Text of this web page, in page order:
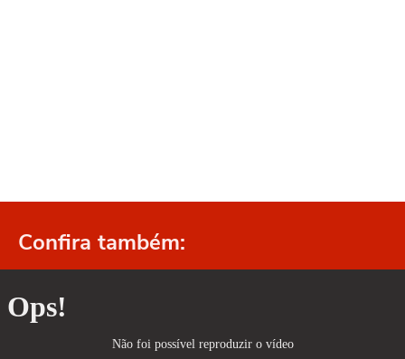
Confira também: